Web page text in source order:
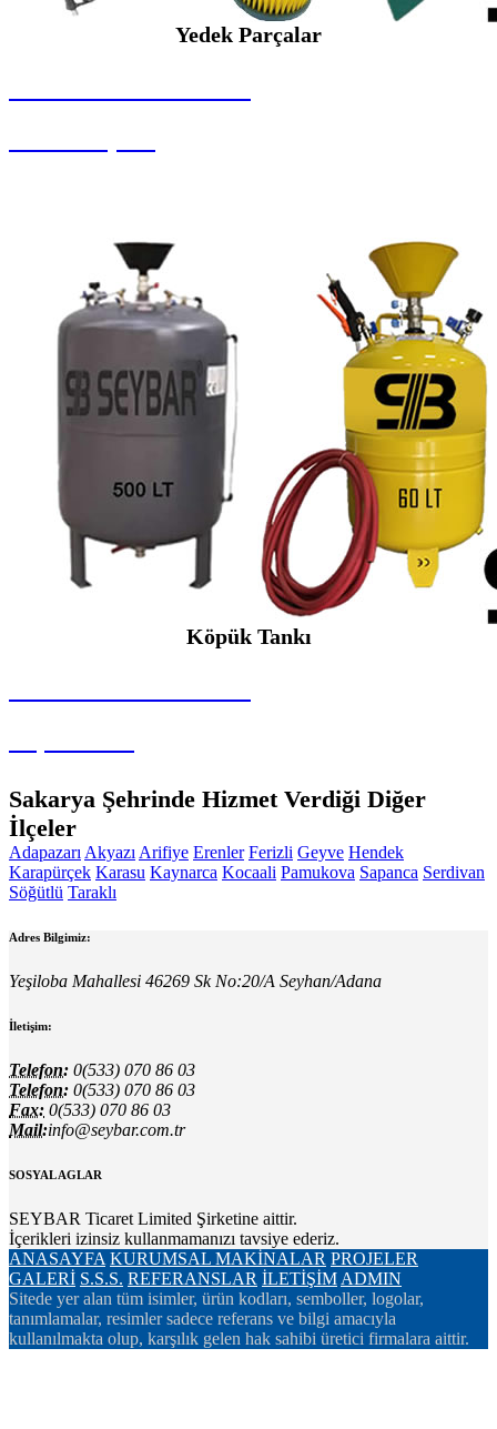
Yedek Parçalar
Köpük Tankı
Sakarya Şehrinde Hizmet Verdiği Diğer
İlçeler
Adapazarı Akyazı Arifiye Erenler Ferizli Geyve Hendek
Karapürçek Karasu Kaynarca Kocaali Pamukova Sapanca Serdivan
Söğütlü Taraklı
Adres Bilgimiz:
Yeşiloba Mahallesi 46269 Sk No:20/A Seyhan/Adana
İletişim:
Telefon: 0(533) 070 86 03
Telefon: 0(533) 070 86 03
Fax: 0(533) 070 86 03
Mail:info@seybar.com.tr
SOSYAL AGLAR
SEYBAR Ticaret Limited Şirketine aittir.
İçerikleri izinsiz kullanmamanızı tavsiye ederiz.
ANASAYFA KURUMSAL MAKİNALAR PROJELER
GALERİ S.S.S. REFERANSLAR İLETİŞİM ADMIN
Sitede yer alan tüm isimler, ürün kodları, semboller, logolar,
tanımlamalar, resimler sadece referans ve bilgi amacıyla
kullanılmakta olup, karşılık gelen hak sahibi üretici firmalara aittir.